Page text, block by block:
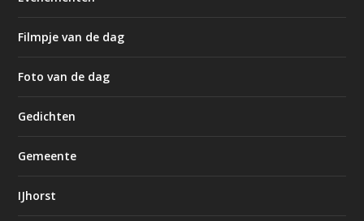
Filmpje van de dag
Foto van de dag
Gedichten
Gemeente
IJhorst